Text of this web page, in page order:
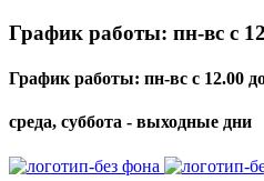
График работы: пн-вс с
График работы: пн-вс с 12.00
среда, суббота - выходные дни